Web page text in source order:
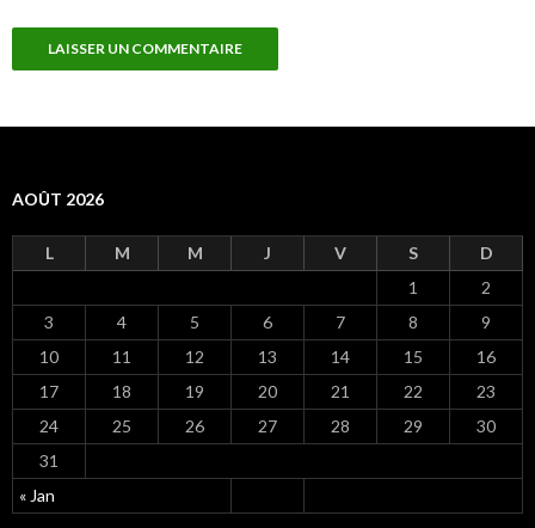
AOÛT 2026
L M M J V S D
« Jan
1
2
3
4 5 6 7 8
9
10
11 12 13 14 15
16
17
18 19 20 21 22
23
24
25 26 27 28 29
30
31